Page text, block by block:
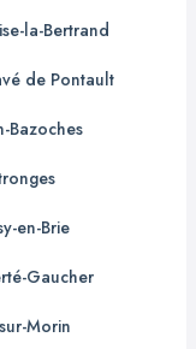
la-Bertrand
de Pontault
Bazoches
en-Brie
Gaucher
Morin